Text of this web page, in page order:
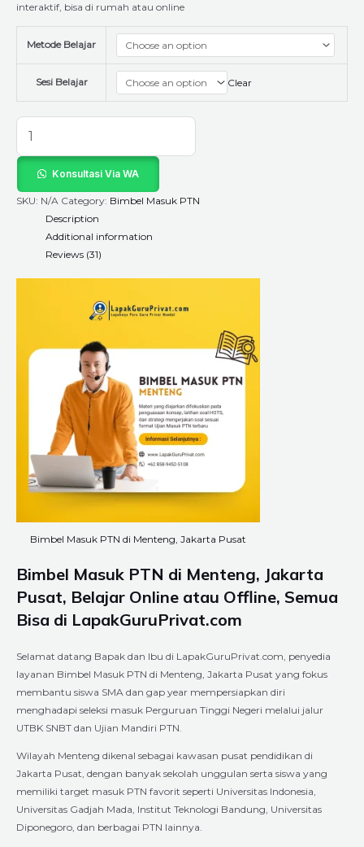
interaktif, bisa di rumah atau online
Metode Belajar
Sesi Belajar Clear
Konsultasi Via WA
SKU: N/A Category: Bimbel Masuk PTN
Description
Additional information
Reviews (31)
Bimbel Masuk PTN di Menteng, Jakarta Pusat
Bimbel Masuk PTN di Menteng, Jakarta
Pusat, Belajar Online atau Offline, Semua
Bisa di LapakGuruPrivat.com
Selamat datang Bapak dan Ibu di LapakGuruPrivat.com, penyedia
layanan Bimbel Masuk PTN di Menteng, Jakarta Pusat yang fokus
membantu siswa SMA dan gap year mempersiapkan diri
menghadapi seleksi masuk Perguruan Tinggi Negeri melalui jalur
UTBK SNBT dan Ujian Mandiri PTN.
Wilayah Menteng dikenal sebagai kawasan pusat pendidikan di
Jakarta Pusat, dengan banyak sekolah unggulan serta siswa yang
memiliki target masuk PTN favorit seperti Universitas Indonesia,
Universitas Gadjah Mada, Institut Teknologi Bandung, Universitas
Diponegoro, dan berbagai PTN lainnya.